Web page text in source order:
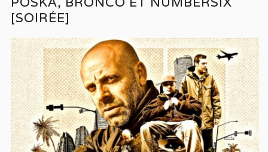
[SOIRÉE]